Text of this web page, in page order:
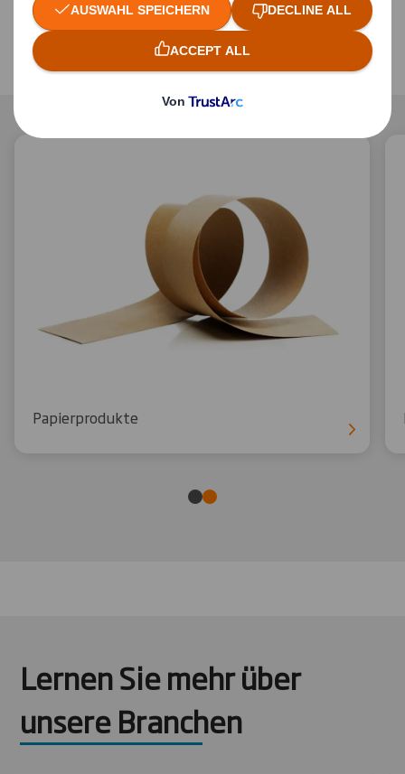
Unterhaltungselektronik
Papierprodukte & Recycling
Papierprodukte
Lernen Sie mehr über
unsere Branchen